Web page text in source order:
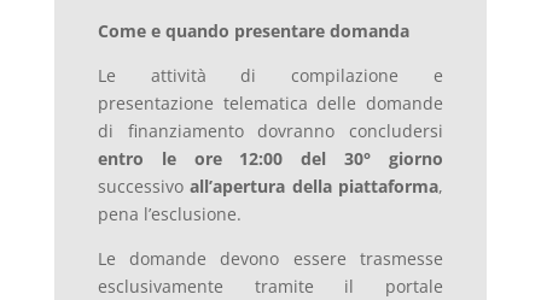
Come e quando presentare domanda
Le attività di compilazione e
presentazione telematica delle domande
di finanziamento dovranno concludersi
entro le ore 12:00 del 30° giorno
successivoall’apertura della piattaforma,
pena l’esclusione.
Le domande devono essere trasmesse
esclusivamente tramite il portale